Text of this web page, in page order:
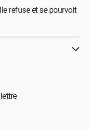
refuse et se pourvoit